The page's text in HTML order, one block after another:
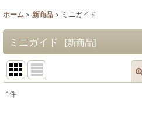
ホーム > 新商品 > ミニガイド
ミニガイド [新商品]
1件